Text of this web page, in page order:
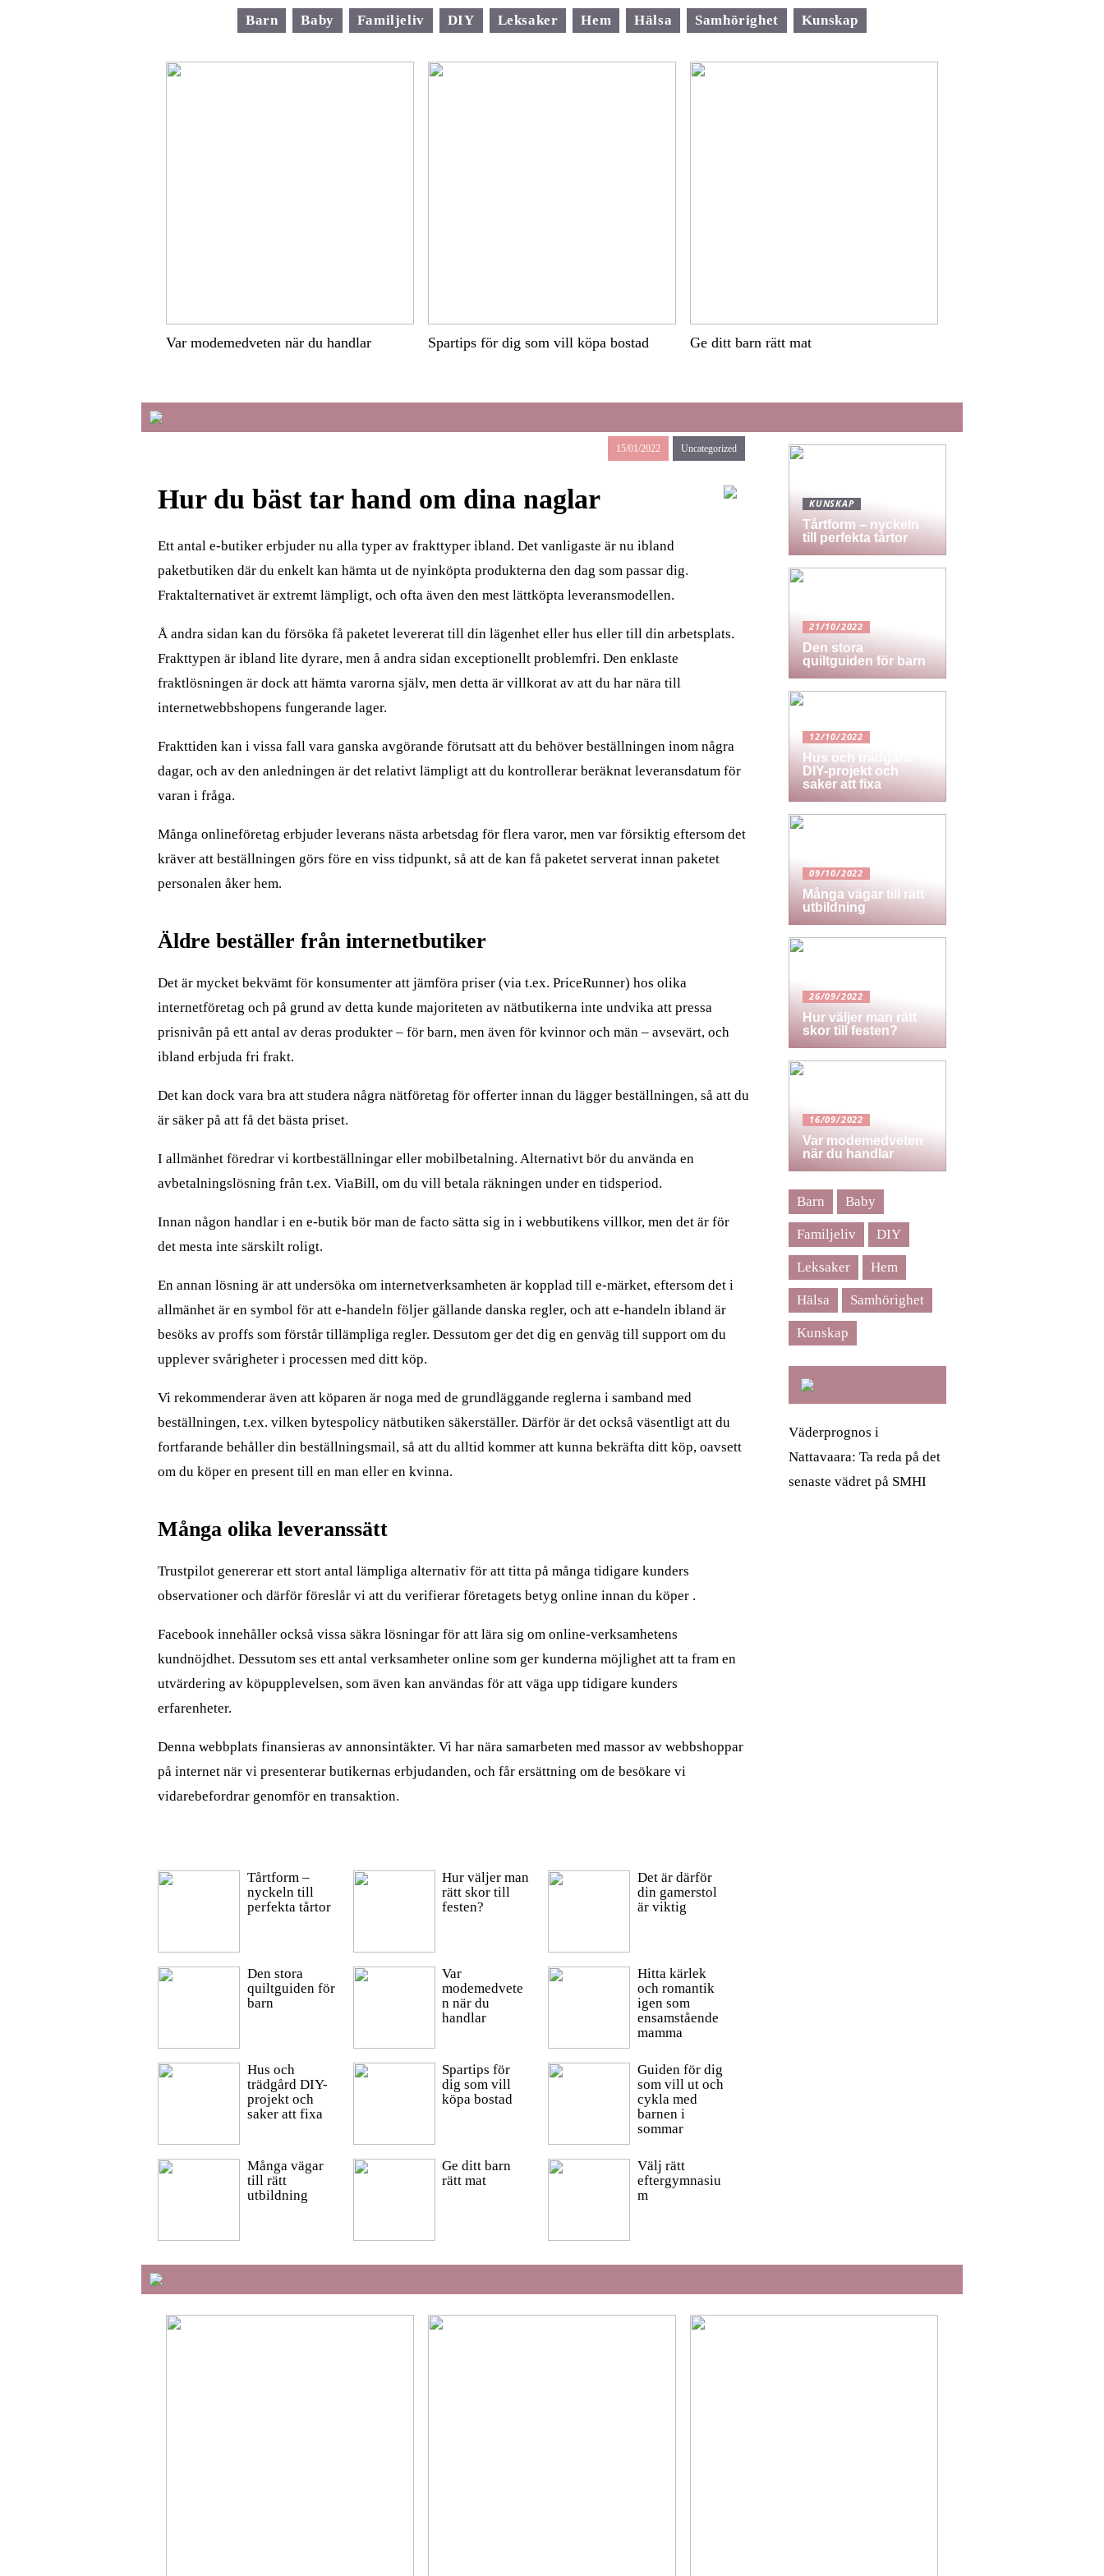
Barn Baby Familjeliv DIY Leksaker Hem Hälsa Samhörighet Kunskap
Var modemedveten när du handlar Spartips för dig som vill köpa bostad Ge ditt barn rätt mat
15/01/2022 Uncategorized
Hur du bäst tar hand om dina naglar
Ett antal e-butiker erbjuder nu alla typer av frakttyper ibland. Det vanligaste är nu ibland
paketbutiken där du enkelt kan hämta ut de nyinköpta produkterna den dag som passar dig.
Fraktalternativet är extremt lämpligt, och ofta även den mest lättköpta leveransmodellen.
Å andra sidan kan du försöka få paketet levererat till din lägenhet eller hus eller till din arbetsplats.
Frakttypen är ibland lite dyrare, men å andra sidan exceptionellt problemfri. Den enklaste
fraktlösningen är dock att hämta varorna själv, men detta är villkorat av att du har nära till
internetwebbshopens fungerande lager.
Frakttiden kan i vissa fall vara ganska avgörande förutsatt att du behöver beställningen inom några
dagar, och av den anledningen är det relativt lämpligt att du kontrollerar beräknat leveransdatum för
varan i fråga.
Många onlineföretag erbjuder leverans nästa arbetsdag för flera varor, men var försiktig eftersom det
kräver att beställningen görs före en viss tidpunkt, så att de kan få paketet serverat innan paketet
personalen åker hem.
Äldre beställer från internetbutiker
Det är mycket bekvämt för konsumenter att jämföra priser (via t.ex. PriceRunner) hos olika
internetföretag och på grund av detta kunde majoriteten av nätbutikerna inte undvika att pressa
prisnivån på ett antal av deras produkter – för barn, men även för kvinnor och män – avsevärt, och
ibland erbjuda fri frakt.
Det kan dock vara bra att studera några nätföretag för offerter innan du lägger beställningen, så att du
är säker på att få det bästa priset.
I allmänhet föredrar vi kortbeställningar eller mobilbetalning. Alternativt bör du använda en
avbetalningslösning från t.ex. ViaBill, om du vill betala räkningen under en tidsperiod.
Innan någon handlar i en e-butik bör man de facto sätta sig in i webbutikens villkor, men det är för
det mesta inte särskilt roligt.
En annan lösning är att undersöka om internetverksamheten är kopplad till e-märket, eftersom det i
allmänhet är en symbol för att e-handeln följer gällande danska regler, och att e-handeln ibland är
besöks av proffs som förstår tillämpliga regler. Dessutom ger det dig en genväg till support om du
upplever svårigheter i processen med ditt köp.
Vi rekommenderar även att köparen är noga med de grundläggande reglerna i samband med
beställningen, t.ex. vilken bytespolicy nätbutiken säkerställer. Därför är det också väsentligt att du
fortfarande behåller din beställningsmail, så att du alltid kommer att kunna bekräfta ditt köp, oavsett
om du köper en present till en man eller en kvinna.
Många olika leveranssätt
Trustpilot genererar ett stort antal lämpliga alternativ för att titta på många tidigare kunders
observationer och därför föreslår vi att du verifierar företagets betyg online innan du köper .
Facebook innehåller också vissa säkra lösningar för att lära sig om online-verksamhetens
kundnöjdhet. Dessutom ses ett antal verksamheter online som ger kunderna möjlighet att ta fram en
utvärdering av köpupplevelsen, som även kan användas för att väga upp tidigare kunders
erfarenheter.
Denna webbplats finansieras av annonsintäkter. Vi har nära samarbeten med massor av webbshoppar
på internet när vi presenterar butikernas erbjudanden, och får ersättning om de besökare vi
vidarebefordrar genomför en transaktion.
Tårtform –
nyckeln till
perfekta tårtor
Den stora
quiltguiden för
barn
Hus och
trädgård DIY-
projekt och
saker att fixa
Många vägar
till rätt
utbildning
Hur väljer man
rätt skor till
festen?
Var
modemedvete
n när du
handlar
Spartips för
dig som vill
köpa bostad
Ge ditt barn
rätt mat
Det är därför
din gamerstol
är viktig
Hitta kärlek
och romantik
igen som
ensamstående
mamma
Guiden för dig
som vill ut och
cykla med
barnen i
sommar
Välj rätt
eftergymnasiu
m
KUNSKAP
Tårtform – nyckeln
till perfekta tårtor
21/10/2022
Den stora
quiltguiden för barn
12/10/2022
Hus och trädgård
DIY-projekt och
saker att fixa
09/10/2022
Många vägar till rätt
utbildning
26/09/2022
Hur väljer man rätt
skor till festen?
16/09/2022
Var modemedveten
när du handlar
Barn Baby
Familjeliv DIY
Leksaker Hem
Hälsa Samhörighet
Kunskap
Väderprognos i
Nattavaara: Ta reda på det
senaste vädret på SMHI